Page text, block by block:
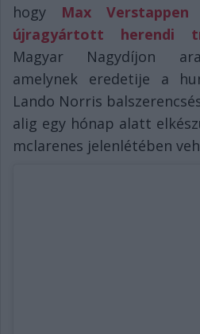
hogy Max
újragyártott herendi
Magyar Nagydíjon
amelynek eredetije a
Lando Norris
alig egy hónap alatt
mclarenes jelenlétében